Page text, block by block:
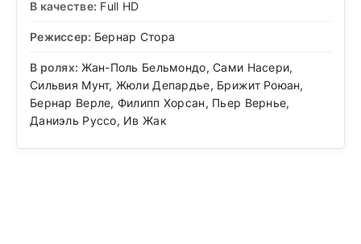
В качестве: Full HD
Режиссер: Бернар Стора
В ролях: Жан-Поль Бельмондо, Сами Насери,
Сильвия Мунт, Жюли Депардье, Брижит Роюан,
Бернар Верле, Филипп Хорсан, Пьер Вернье,
Даниэль Руссо, Ив Жак